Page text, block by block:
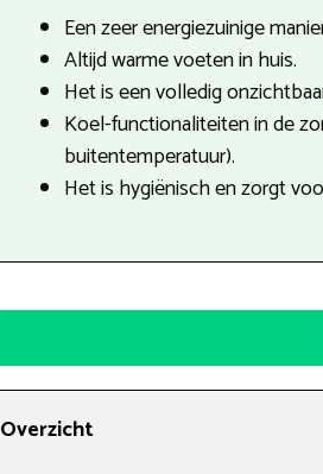
Een zeer energiezuinige
Altijd warme voeten in huis.
Het is een volledig
Koel-functionaliteiten in de
buitentemperatuur).
Het is hygiënisch en zorgt
Overzicht